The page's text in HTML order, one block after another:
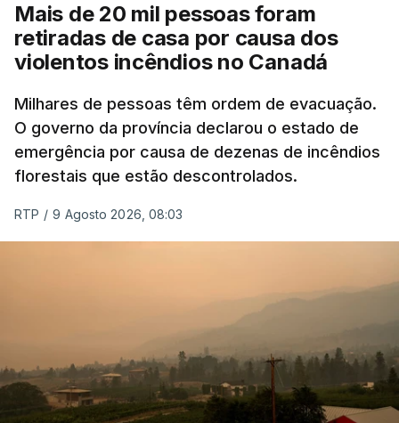
Mais de 20 mil pessoas foram
retiradas de casa por causa dos
violentos incêndios no Canadá
Milhares de pessoas têm ordem de evacuação.
O governo da província declarou o estado de
emergência por causa de dezenas de incêndios
florestais que estão descontrolados.
RTP / 9 Agosto 2026, 08:03